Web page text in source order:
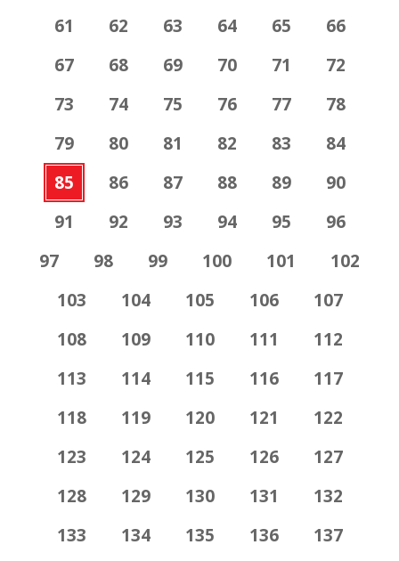
61
62 63 64 65
66
67
68 69 70 71
72
73
74 75 76 77
78
79
80 81 82 83
84
85
86 87 88 89
90
91
92 93 94 95
96
97
98 99 100 101
102
103
104 105 106
107
108
109 110 111
112
113
114 115 116
117
118
119 120 121
122
123
124 125 126
127
128
129 130 131
132
133
134 135 136
137